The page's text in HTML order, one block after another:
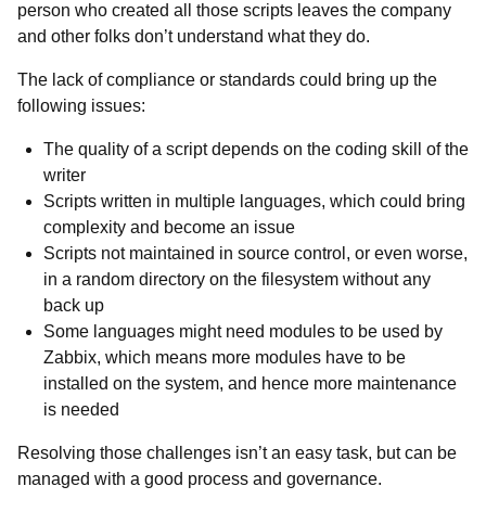
person who created all those scripts leaves the company
and other folks don’t understand what they do.
The lack of compliance or standards could bring up the
following issues:
The quality of a script depends on the coding skill of the
writer
Scripts written in multiple languages, which could bring
complexity and become an issue
Scripts not maintained in source control, or even worse,
in a random directory on the filesystem without any
back up
Some languages might need modules to be used by
Zabbix, which means more modules have to be
installed on the system, and hence more maintenance
is needed
Resolving those challenges isn’t an easy task, but can be
managed with a good process and governance.